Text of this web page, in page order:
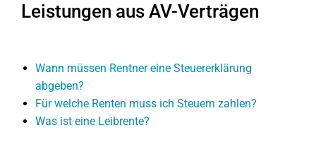
Leistungen aus AV-Verträgen
Wann müssen Rentner eine Steuererklärung
abgeben?
Für welche Renten muss ich Steuern zahlen?
Was ist eine Leibrente?